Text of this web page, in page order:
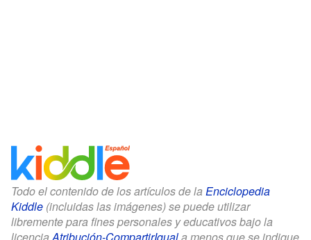
Todo el contenido de los artículos de la Enciclopedia
Kiddle (incluidas las imágenes) se puede utilizar
libremente para fines personales y educativos bajo la